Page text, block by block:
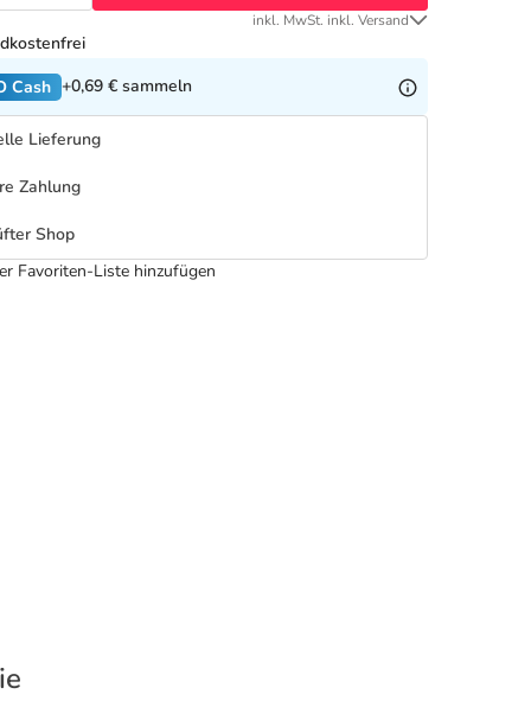
inkl. MwSt. inkl. Versand
Cash +0,69 € sammeln
Lieferung
Zahlung
Shop
Favoriten-Liste hinzufügen